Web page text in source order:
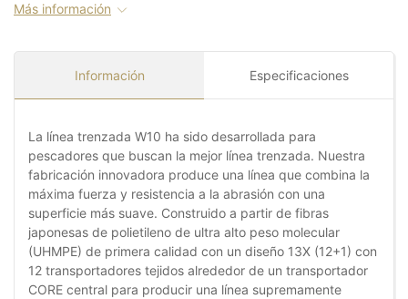
Más información
Información Especificaciones
La línea trenzada W10 ha sido desarrollada para
pescadores que buscan la mejor línea trenzada. Nuestra
fabricación innovadora produce una línea que combina la
máxima fuerza y resistencia a la abrasión con una
superficie más suave. Construido a partir de fibras
japonesas de polietileno de ultra alto peso molecular
(UHMPE) de primera calidad con un diseño 13X (12+1) con
12 transportadores tejidos alrededor de un transportador
CORE central para producir una línea supremamente